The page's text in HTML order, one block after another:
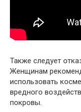
Также следует
Женщинам
использовать
вредного
покровы.